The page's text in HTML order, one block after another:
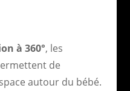
à 360°, les
de
autour du bébé.